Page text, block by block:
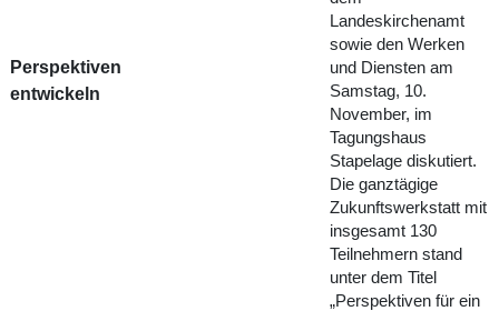
Perspektiven
entwickeln
Landeskirchenamt
sowie den Werken
und Diensten am
Samstag, 10.
November, im
Tagungshaus
Stapelage diskutiert.
Die ganztägige
Zukunftswerkstatt mit
insgesamt 130
Teilnehmern stand
unter dem Titel
„Perspektiven für ein